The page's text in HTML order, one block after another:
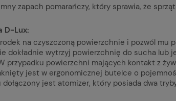
zapach pomarańczy, który sprawia, że
D-Lux:
na czyszczoną powierzchnie i pozwól mu
dokładnie wytrzyj powierzchnię do sucha lub
przypadku powierzchni mających kontakt z
jest w ergonomicznej butelce o
dołączony jest atomizer, który posiada dwa